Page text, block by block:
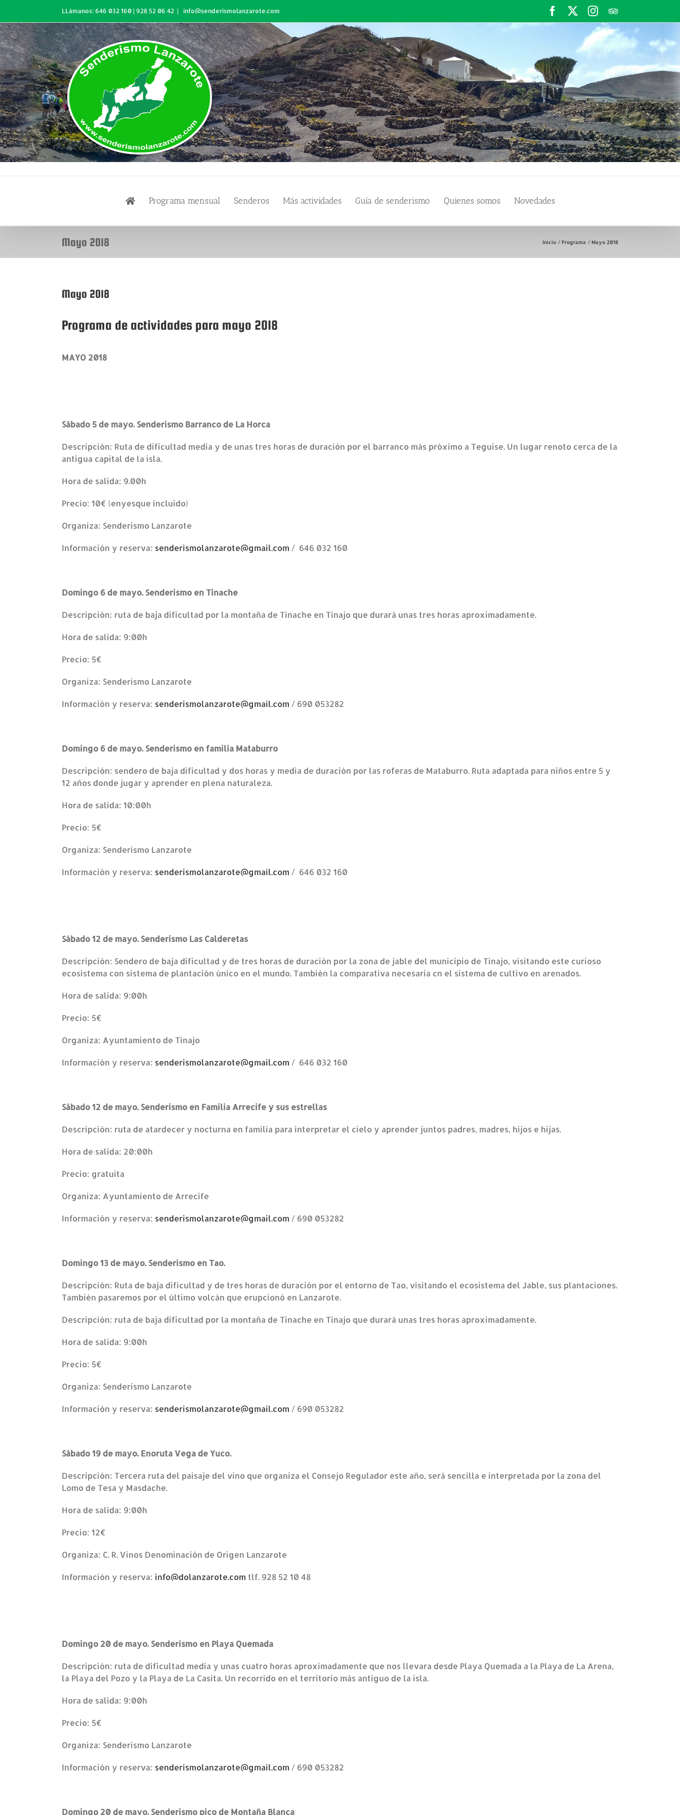
content
LLámanos: 646 032 160 | 928 52 06 42 | info@senderismolanzarote.com FacebookInstagram
TripAdvisor
Programa mensual Senderos Más actividades Guía de senderismo Quienes somos Novedades
Mayo 2018 Inicio Programa Mayo 2018
Mayo 2018
Programa de actividades para mayo 2018
MAYO 2018
Sábado 5 de mayo. Senderismo Barranco de La Horca
Descripción: Ruta de dificultad media y de unas tres horas de duración por el barranco más próximo a Teguise. Un lugar renoto cerca de la
antigua capital de la isla.
Hora de salida: 9.00h
Precio: 10€ (enyesque incluido)
Organiza: Senderismo Lanzarote
Información y reserva: senderismolanzarote@gmail.com / 646 032 160
Domingo 6 de mayo. Senderismo en Tinache
Descripción: ruta de baja dificultad por la montaña de Tinache en Tinajo que durará unas tres horas aproximadamente.
Hora de salida: 9:00h
Precio: 5€
Organiza: Senderismo Lanzarote
Información y reserva: senderismolanzarote@gmail.com / 690 053282
Domingo 6 de mayo. Senderismo en familia Mataburro
Descripción: sendero de baja dificultad y dos horas y media de duración por las roferas de Mataburro. Ruta adaptada para niños entre 5 y
12 años donde jugar y aprender en plena naturaleza.
Hora de salida: 10:00h
Precio: 5€
Organiza: Senderismo Lanzarote
Información y reserva: senderismolanzarote@gmail.com / 646 032 160
Sábado 12 de mayo. Senderismo Las Calderetas
Descripción: Sendero de baja dificultad y de tres horas de duración por la zona de jable del municipio de Tinajo, visitando este curioso
ecosistema con sistema de plantación único en el mundo. También la comparativa necesaria cn el sistema de cultivo en arenados.
Hora de salida: 9:00h
Precio: 5€
Organiza: Ayuntamiento de Tinajo
Información y reserva: senderismolanzarote@gmail.com / 646 032 160
Sábado 12 de mayo. Senderismo en Familia Arrecife y sus estrellas
Descripción: ruta de atardecer y nocturna en familia para interpretar el cielo y aprender juntos padres, madres, hijos e hijas.
Hora de salida: 20:00h
Precio: gratuita
Organiza: Ayuntamiento de Arrecife
Información y reserva: senderismolanzarote@gmail.com / 690 053282
Domingo 13 de mayo. Senderismo en Tao.
Descripción: Ruta de baja dificultad y de tres horas de duración por el entorno de Tao, visitando el ecosistema del Jable, sus plantaciones.
También pasaremos por el último volcán que erupcionó en Lanzarote.
Descripción: ruta de baja dificultad por la montaña de Tinache en Tinajo que durará unas tres horas aproximadamente.
Hora de salida: 9:00h
Precio: 5€
Organiza: Senderismo Lanzarote
Información y reserva: senderismolanzarote@gmail.com / 690 053282
Sábado 19 de mayo. Enoruta Vega de Yuco.
Descripción: Tercera ruta del paisaje del vino que organiza el Consejo Regulador este año, será sencilla e interpretada por la zona del
Lomo de Tesa y Masdache.
Hora de salida: 9:00h
Precio: 12€
Organiza: C. R. Vinos Denominación de Origen Lanzarote
Información y reserva: info@dolanzarote.com tlf. 928 52 10 48
Domingo 20 de mayo. Senderismo en Playa Quemada
Descripción: ruta de dificultad media y unas cuatro horas aproximadamente que nos llevara desde Playa Quemada a la Playa de La Arena,
la Playa del Pozo y la Playa de La Casita. Un recorrido en el territorio más antiguo de la isla.
Hora de salida: 9:00h
Precio: 5€
Organiza: Senderismo Lanzarote
Información y reserva: senderismolanzarote@gmail.com / 690 053282
Domingo 20 de mayo. Senderismo pico de Montaña Blanca